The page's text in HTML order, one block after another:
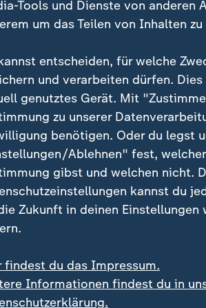
und die Produktion so in
darauf, dass der Bau von
durch Zölle schnell die
Quartal 20 Millionen Dollar
90 Millionen Dollar dafür
in einem Schmelzwerk im
könnte.
EZB auf US-Zölle
dass die Europäische
- als Reaktion auf das
der USA. "Kurzfristig werden
Jens Boysen-Hogreve im
die langfristigen Zinsen
Tools und Dienste von anderen
um das Teilen von Inhalten
entscheiden, für welche
und verarbeiten dürfen.
genutztes Gerät. Mit
zu unserer
benötigen. Oder du legst
Ablehnen" fest,
gibst und welchen nicht.
kannst du
Zukunft in deinen Einstellungen
findest du das Impressum.
Informationen findest du in